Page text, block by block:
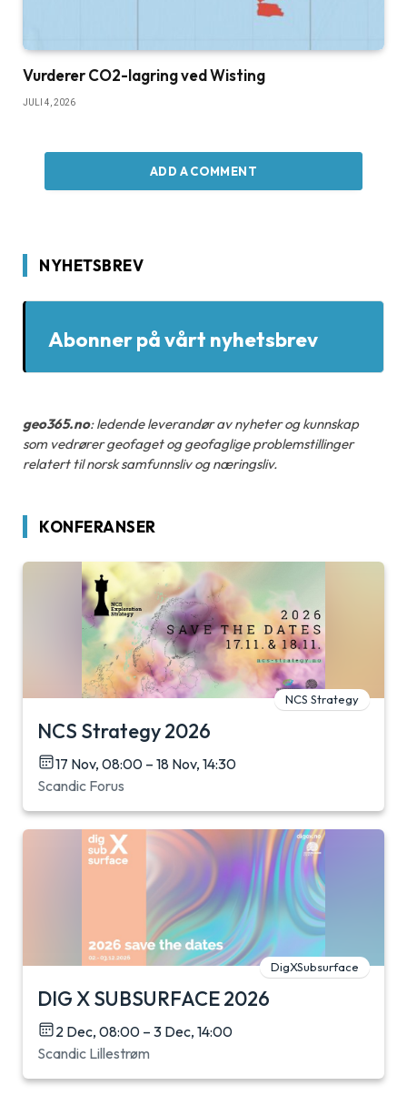
Vurderer CO2-lagring ved Wisting
JULI 4, 2026
ADD A COMMENT
NYHETSBREV
Abonner på vårt nyhetsbrev
geo365.no: ledende leverandør av nyheter og kunnskap
som vedrører geofaget og geofaglige problemstillinger
relatert til norsk samfunnsliv og næringsliv.
KONFERANSER
NCS Strategy
NCS Strategy 2026
17 Nov, 08:00 – 18 Nov, 14:30
Scandic Forus
DigXSubsurface
DIG X SUBSURFACE 2026
2 Dec, 08:00 – 3 Dec, 14:00
Scandic Lillestrøm